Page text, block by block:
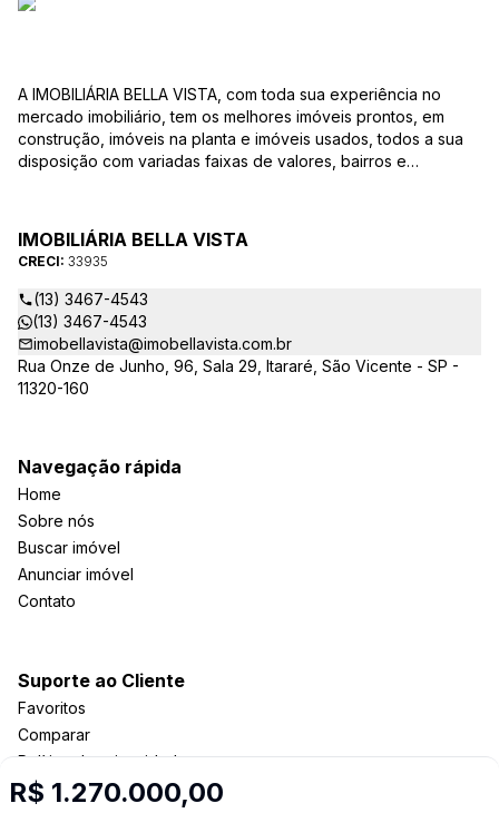
R$ 1.270.000,00
A IMOBILIÁRIA BELLA VISTA, com toda sua experiência no
mercado imobiliário, tem os melhores imóveis prontos, em
construção, imóveis na planta e imóveis usados, todos a sua
disposição com variadas faixas de valores, bairros e
ao CRECI-EE – estarão sempre prontos para responder-lhe
todas as suas dúvidas sobre casas, apartamentos, terrenos,
salas comerciais e outros produtos imobiliários.
IMOBILIÁRIA BELLA VISTA
CRECI: 33935
(13) 3467-4543
(13) 3467-4543
imobellavista@imobellavista.com.br
Rua Onze de Junho, 96, Sala 29, Itararé, São Vicente - SP -
11320-160
Navegação rápida
Home
Sobre nós
Buscar imóvel
Anunciar imóvel
Contato
Suporte ao Cliente
Favoritos
Comparar
Política de privacidade